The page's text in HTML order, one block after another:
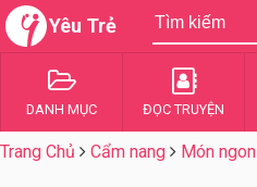
Yêu Trẻ
DANH MỤC ĐỌC TRUYỆN
Trang Chủ Cẩm nang Món ngon